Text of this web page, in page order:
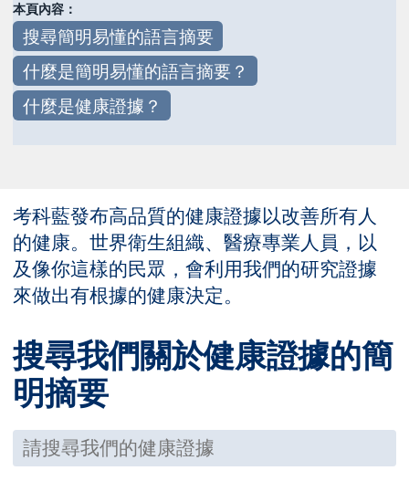
本頁內容：
搜尋簡明易懂的語言摘要
什麼是簡明易懂的語言摘要？
什麼是健康證據？
考科藍發布高品質的健康證據以改善所有人
的健康。世界衛生組織、醫療專業人員，以
及像你這樣的民眾，會利用我們的研究證據
來做出有根據的健康決定。
搜尋我們關於健康證據的簡
明摘要